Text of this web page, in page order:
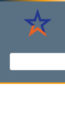
Перейти
контенту
Поиск: